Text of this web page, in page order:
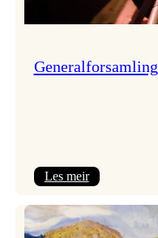
Generalforsamling
Les meir: